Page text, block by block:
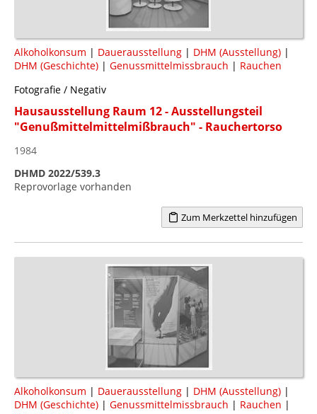
Alkoholkonsum | Dauerausstellung | DHM (Ausstellung) |
DHM (Geschichte) | Genussmittelmissbrauch | Rauchen
Fotografie / Negativ
Hausausstellung Raum 12 - Ausstellungsteil
"Genußmittelmittelmißbrauch" - Rauchertorso
1984
DHMD 2022/539.3
Reprovorlage vorhanden
Zum Merkzettel hinzufügen
Alkoholkonsum | Dauerausstellung | DHM (Ausstellung) |
DHM (Geschichte) | Genussmittelmissbrauch | Rauchen |